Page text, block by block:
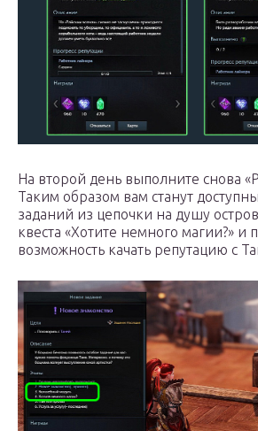
На второй день выполните снова
Таким образом вам станут
заданий из цепочки на душу
квеста «Хотите немного магии?» и
возможность качать репутацию с